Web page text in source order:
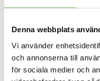
Denna webbplats
Vi använder
och annonserna till
för sociala medier och
transparens och
länge och enkelt
tillverkad i 100 %
PFC-fri DWR-
Detaljer
15k vattentät: